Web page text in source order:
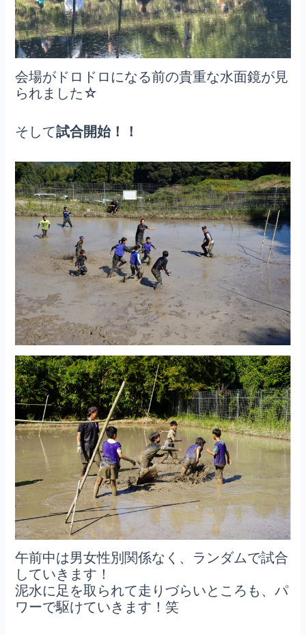
会場がドロドロになる前の貴重な水面鏡が見
られました☆
そして試合開始！！
午前中は男女性別関係なく、ランダムで試合
していきます！
泥水に足を取られて走りづらいところも、パ
ワーで駆けていきます！笑